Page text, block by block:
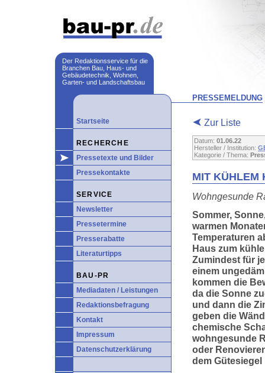
Der Redaktionsservice für die
Branchen Bau, Haus- und
Gebäudetechnik, Wohnen,
Garten- und Landschaftsbau
Startseite
RECHERCHE
Pressetexte und Bilder
Pressekontakte
SERVICE
Newsletter
Pressetermine
Presserabatte
Literaturtipps
BAU-PR
Mediadaten / Leistungen
Redaktionsbefragung
Kontakt
Impressum
Datenschutzerklärung
PRESSEMELDUNG
Zur Liste
Datum: 01.06.22
Hersteller / Institution:
Kategorie / Thema:
MIT KÜHLEM
Wohngesunde
Sommer,
warmen
Temperaturen
Haus zum
Zumindest für
einem
kommen die
da die Sonne
und dann die
geben die
chemische
wohngesunde
oder
dem Gütesiegel